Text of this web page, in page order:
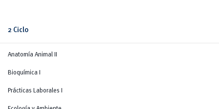
2 Ciclo
Anatomía Animal II
Bioquímica I
Prácticas Laborales I